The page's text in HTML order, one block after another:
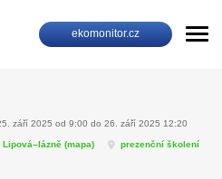
ekomonitor.cz
září 2025 od 9:00 do 26. září 2025 12:20
(mapa) prezenční školení